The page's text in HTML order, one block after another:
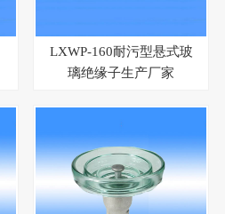
LXWP-160耐污型悬式玻
璃绝缘子生产厂家